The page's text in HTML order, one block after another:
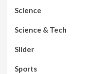
Science
Science & Tech
Slider
Sports